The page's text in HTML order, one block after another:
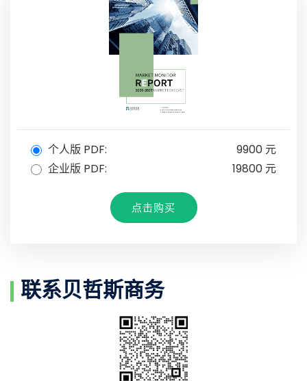
个人版 PDF:
9900 元
企业版 PDF:
19800 元
点击购买
联系贝哲斯商务